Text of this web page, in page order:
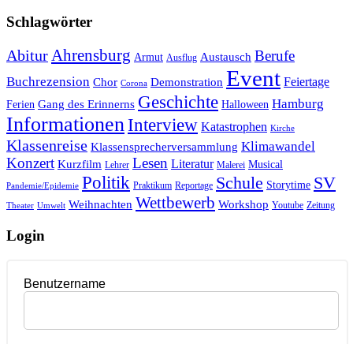
Schlagwörter
Abitur Ahrensburg Armut Ausflug Austausch Berufe
Buchrezension Chor Corona Demonstration Event Feiertage
Ferien Gang des Erinnerns Geschichte Halloween Hamburg
Informationen Interview Katastrophen Kirche
Klassenreise Klassensprecherversammlung Klimawandel
Konzert Kurzfilm Lehrer Lesen Literatur Malerei Musical
Pandemie/Epidemie Politik Praktikum Reportage Schule Storytime SV
Theater Umwelt Weihnachten Wettbewerb Workshop Youtube Zeitung
Login
Benutzername